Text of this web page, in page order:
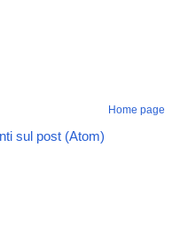
Home page
sul post (Atom)